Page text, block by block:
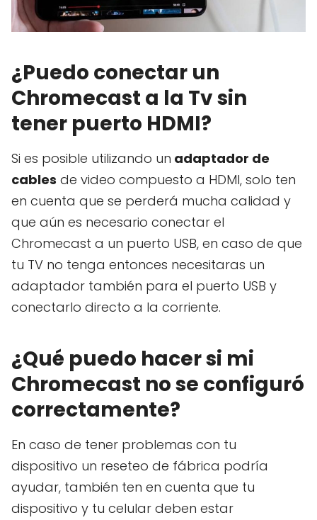
¿Puedo conectar un
Chromecast a la Tv sin
tener puerto HDMI?
Si es posible utilizando un adaptador de
cables de video compuesto a HDMI, solo ten
en cuenta que se perderá mucha calidad y
que aún es necesario conectar el
Chromecast a un puerto USB, en caso de que
tu TV no tenga entonces necesitaras un
adaptador también para el puerto USB y
conectarlo directo a la corriente.
¿Qué puedo hacer si mi
Chromecast no se configuró
correctamente?
En caso de tener problemas con tu
dispositivo un reseteo de fábrica podría
ayudar, también ten en cuenta que tu
dispositivo y tu celular deben estar